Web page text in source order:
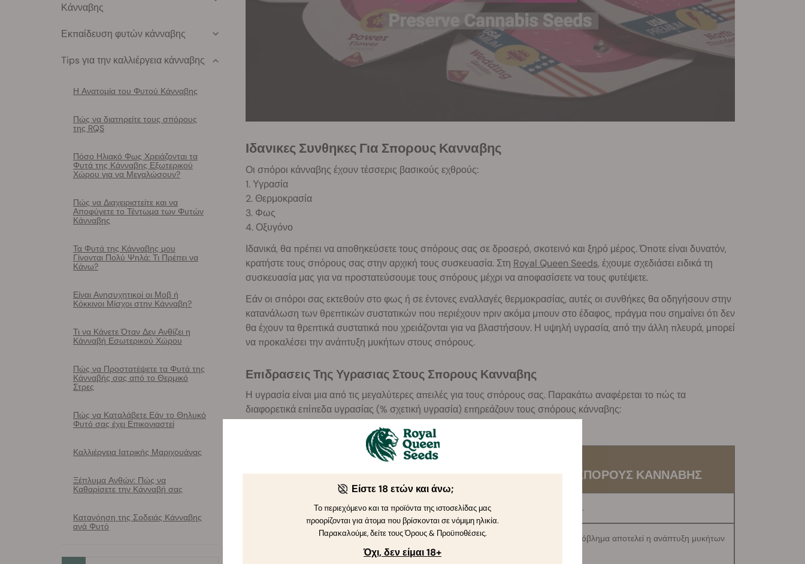
Ιδανικες Συνθηκες Για Σπορους Κανναβης
Οι σπόροι κάνναβης έχουν τέσσερις βασικούς εχθρούς:
1. Υγρασία
2. Θερμοκρασία
3. Φως
4. Οξυγόνο
Ιδανικά, θα πρέπει να αποθηκεύσετε τους σπόρους σας σε δροσερό, σκοτεινό και ξηρό μέρος. Όποτε είναι δυνατόν,
κρατήστε τους σπόρους σας στην αρχική τους συσκευασία. Στη Royal Queen Seeds, έχουμε σχεδιάσει ειδικά τη
συσκευασία μας για να προστατεύσουμε τους σπόρους μέχρι να αποφασίσετε να τους φυτέψετε.
Εάν οι σπόροι σας εκτεθούν στο φως ή σε έντονες εναλλαγές θερμοκρασίας, αυτές οι συνθήκες θα οδηγήσουν στην
κατανάλωση των θρεπτικών συστατικών που περιέχουν πριν ακόμα μπουν στο έδαφος, πράγμα που σημαίνει ότι δεν
θα έχουν τα θρεπτικά συστατικά που χρειάζονται για να βλαστήσουν. Η υψηλή υγρασία, από την άλλη πλευρά, μπορεί
να προκαλέσει την ανάπτυξη μυκήτων στους σπόρους.
Επιδρασεις Της Υγρασιας Στους Σπορους Κανναβης
Η υγρασία είναι μια από τις μεγαλύτερες απειλές για τους σπόρους σας. Παρακάτω αναφέρεται το πώς τα
διαφορετικά επίπεδα υγρασίας (% σχετική υγρασία) επηρεάζουν τους σπόρους κάνναβης:
ΥΓΡΑΣΙΑΣ
ΕΠΙΔΡΑΣΕΙΣ ΤΗΣ ΥΓΡΑΣΙΑΣ ΣΤΟΥΣ ΣΠΟΡΟΥΣ ΚΑΝΝΑΒΗΣ
80 - 100 % Οι σπόροι βλασταίνουν.
Αυξάνεται η κυτταρική αναπνοή των φυτών και σημαντικό πρόβλημα αποτελεί η ανάπτυξη μυκήτων
Κάνναβης
Εκπαίδευση φυτών κάνναβης
Tips για την καλλιέργεια κάνναβης
Η Ανατομία του Φυτού Κάνναβης
Πώς να διατηρείτε τους σπόρους
της RQS
Πόσο Ηλιακό Φως Χρειάζονται τα
Φυτά της Κάνναβης Εξωτερικού
Χώρου για να Μεγαλώσουν?
Πώς να Διαχειριστείτε και να
Αποφύγετε το Τέντωμα των Φυτών
Κάνναβης
Τα Φυτά της Κάνναβης μου
Γίνονται Πολύ Ψηλά: Τι Πρέπει να
Κάνω?
Είναι Ανησυχητικοί οι Μοβ ή
Κόκκινοι Μίσχοι στην Κάνναβη?
Τι να Κάνετε Όταν Δεν Ανθίζει η
Κάνναβή Εσωτερικού Χώρου
Πώς να Προστατέψετε τα Φυτά της
Κάνναβής σας από το Θερμικό
Στρες
Πώς να Καταλάβετε Εάν το Θηλυκό
Φυτό σας έχει Επικονιαστεί
Καλλιέργεια Ιατρικής Μαριχουάνας
Ξέπλυμα Ανθών: Πώς να
Καθαρίσετε την Κάνναβή σας
Κατανόηση της Σοδειάς Κάνναβης
ανά Φυτό
Είστε 18 ετών και άνω;
Το περιεχόμενο και τα προϊόντα της ιστοσελίδας μας
προορίζονται για άτομα που βρίσκονται σε νόμιμη ηλικία.
Παρακαλούμε, δείτε τους Όρους & Προϋποθέσεις.
Όχι, δεν είμαι 18+